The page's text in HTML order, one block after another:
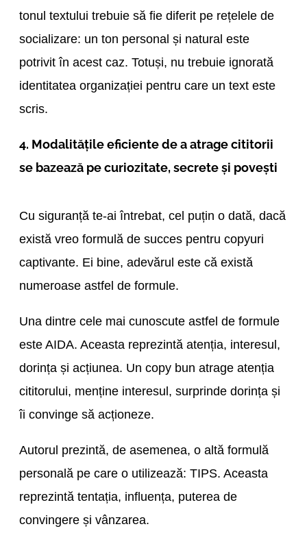
tonul textului trebuie să fie diferit pe rețelele de
socializare: un ton personal și natural este
potrivit în acest caz. Totuși, nu trebuie ignorată
identitatea organizației pentru care un text este
scris.
4. Modalitățile eficiente de a atrage cititorii
se bazează pe curiozitate, secrete și povești
Cu siguranță te-ai întrebat, cel puțin o dată, dacă
există vreo formulă de succes pentru copyuri
captivante. Ei bine, adevărul este că există
numeroase astfel de formule.
Una dintre cele mai cunoscute astfel de formule
este AIDA. Aceasta reprezintă atenția, interesul,
dorința și acțiunea. Un copy bun atrage atenția
cititorului, menține interesul, surprinde dorința și
îi convinge să acționeze.
Autorul prezintă, de asemenea, o altă formulă
personală pe care o utilizează: TIPS. Aceasta
reprezintă tentația, influența, puterea de
convingere și vânzarea.